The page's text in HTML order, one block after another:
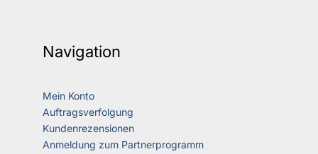
Navigation
Mein Konto
Auftragsverfolgung
Kundenrezensionen
Anmeldung zum Partnerprogramm